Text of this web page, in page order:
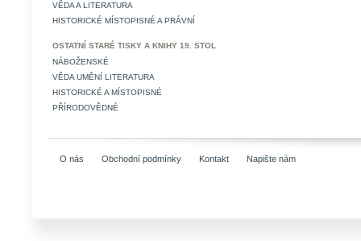
VĚDA A LITERATURA
HISTORICKÉ MÍSTOPISNÉ A PRÁVNÍ
OSTATNÍ STARÉ TISKY A KNIHY 19. STOL
NÁBOŽENSKÉ
VĚDA UMĚNÍ LITERATURA
HISTORICKÉ A MÍSTOPISNÉ
PŘÍRODOVĚDNÉ
O nás Obchodní podmínky Kontakt Napište nám